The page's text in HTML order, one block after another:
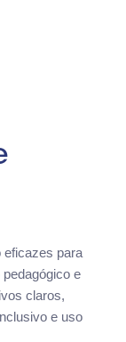
eficazes para
e
claros,
e uso